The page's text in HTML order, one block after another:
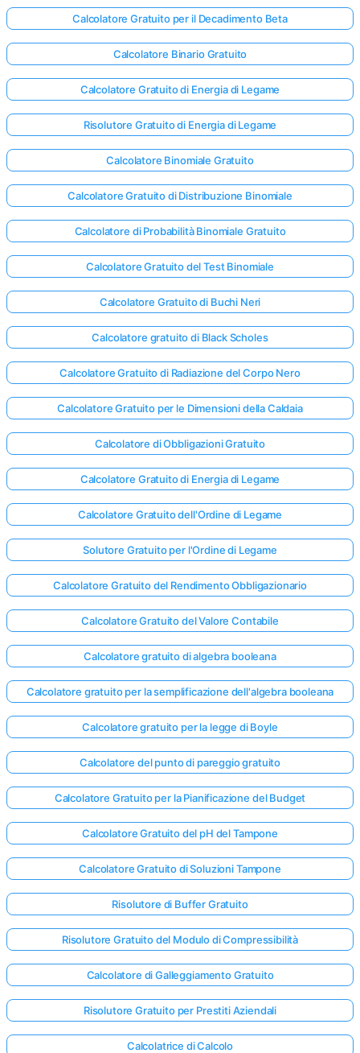
la Tua
Prima
Calcolatore Gratuito per il Decadimento Beta
Calcolatore Binario Gratuito
Calcolatore Gratuito di Energia di Legame
Risolutore Gratuito di Energia di Legame
Calcolatore Binomiale Gratuito
Calcolatore Gratuito di Distribuzione Binomiale
Calcolatore di Probabilità Binomiale Gratuito
Calcolatore Gratuito del Test Binomiale
Calcolatore Gratuito di Buchi Neri
Calcolatore gratuito di Black Scholes
Calcolatore Gratuito di Radiazione del Corpo Nero
Calcolatore Gratuito per le Dimensioni della Caldaia
Calcolatore di Obbligazioni Gratuito
Calcolatore Gratuito di Energia di Legame
Calcolatore Gratuito dell'Ordine di Legame
Solutore Gratuito per l'Ordine di Legame
Calcolatore Gratuito del Rendimento Obbligazionario
Calcolatore Gratuito del Valore Contabile
Calcolatore gratuito di algebra booleana
Calcolatore gratuito per la semplificazione dell'algebra booleana
Calcolatore gratuito per la legge di Boyle
Calcolatore del punto di pareggio gratuito
Calcolatore Gratuito per la Pianificazione del Budget
Calcolatore Gratuito del pH del Tampone
Calcolatore Gratuito di Soluzioni Tampone
Risolutore di Buffer Gratuito
Risolutore Gratuito del Modulo di Compressibilità
Calcolatore di Galleggiamento Gratuito
Risolutore Gratuito per Prestiti Aziendali
Calcolatrice di Calcolo